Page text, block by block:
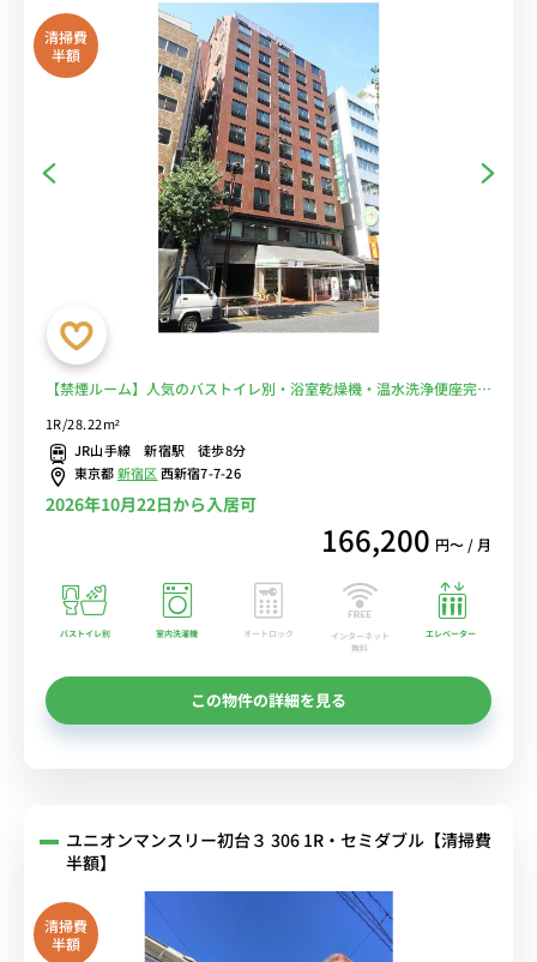
清掃費
半額
【禁煙ルーム】人気のバストイレ別・浴室乾燥機・温水洗浄便座完
ニター付きインターフォン＆室内洗濯機あり■選べるWi-Fi格安レン
タル中！
1R/28.22m²
JR山手線 新宿駅 徒歩8分
東京都新宿区西新宿7-7-26
2026年10月22日から入居可
166,200 円〜 / 月
バストイレ別 室内洗濯機 オートロック
インターネット
無料
エレベーター
この物件の詳細を見る
ユニオンマンスリー初台３ 306 1R・セミダブル【清掃費
半額】
清掃費
半額